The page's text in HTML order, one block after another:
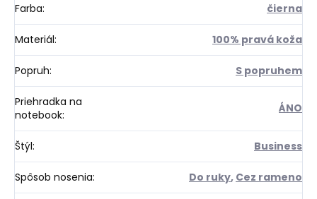
Farba: čierna
Materiál: 100% pravá koža
Popruh: S popruhem
Priehradka na
notebook: ÁNO
Štýl: Business
Spôsob nosenia: Do ruky, Cez rameno